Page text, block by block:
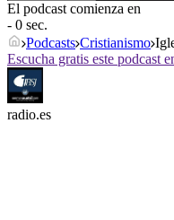
El podcast comienza en
- 0 sec.
Podcasts Cristianismo
Escucha gratis este podcast
radio.es